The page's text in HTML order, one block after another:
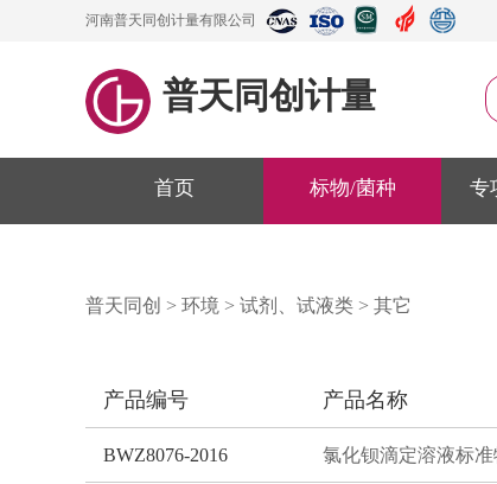
河南普天同创计量有限公司
普天同创计量
首页 标物/菌种 专
普天同创 > 环境 > 试剂、试液类 > 其它
产品编号 产品名称
BWZ8076-2016 氯化钡滴定溶液标